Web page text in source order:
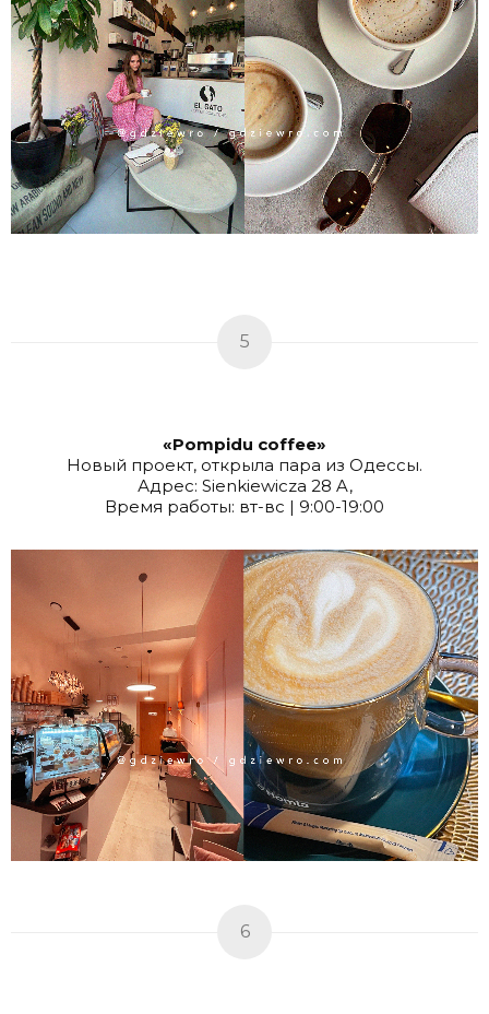
5
«Pompidu coffee»
Новый проект, открыла пара из Одессы.
Адрес: Sienkiewicza 28 A,
Время работы: вт-вс | 9:00-19:00
6